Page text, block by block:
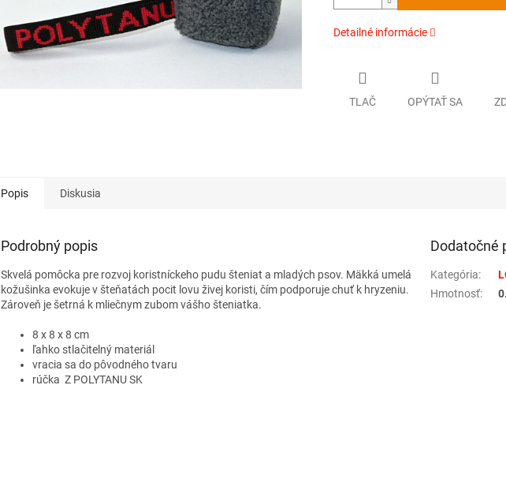
Detailné informácie
TLAČ OPÝTAŤ SA
Popis Diskusia
Podrobný popis
Skvelá pomôcka pre rozvoj koristníckeho pudu šteniat a mladých psov. Mäkká umelá
kožušinka evokuje v šteňatách pocit lovu živej koristi, čím podporuje chuť k hryzeniu.
Zároveň je šetrná k mliečnym zubom vášho šteniatka.
8 x 8 x 8 cm
ľahko stlačitelný materiál
vracia sa do pôvodného tvaru
rúčka Z POLYTANU SK
Dodatočné
Kategória:
Hmotnosť: